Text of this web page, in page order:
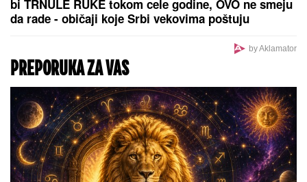
bi TRNULE RUKE tokom cele godine, OVO ne smeju
da rade - običaji koje Srbi vekovima poštuju
by Aklamator
PREPORUKA ZA VAS